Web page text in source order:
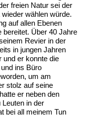
freien Natur sei der
wählen würde.
auf allen Ebenen
bereitet. Über 40 Jahre
Revier in der
in jungen Jahren
und er konnte die
ins Büro
um am
stolz auf seine
er neben den
in der
bei all meinem Tun